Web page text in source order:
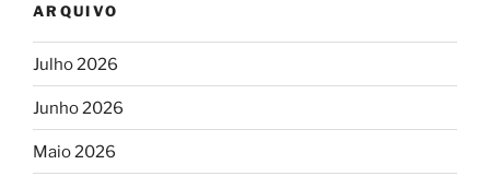
ARQUIVO
Julho 2026
Junho 2026
Maio 2026